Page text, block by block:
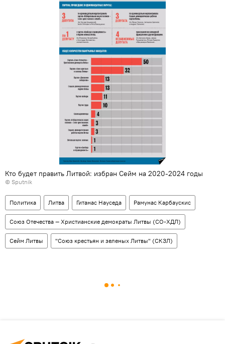
Кто будет править Литвой: избран Сейм на 2020-2024 годы
© Sputnik
Политика Литва Гитанас Науседа Рамунас Карбаускис
Союз Отечества — Христианские демократы Литвы (СО-ХДЛ)
Сейм Литвы "Союз крестьян и зеленых Литвы" (СКЗЛ)